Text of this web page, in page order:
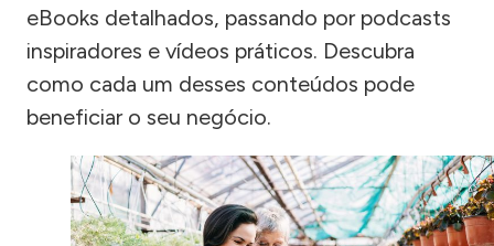
eBooks detalhados, passando por podcasts
inspiradores e vídeos práticos. Descubra
como cada um desses conteúdos pode
beneficiar o seu negócio.